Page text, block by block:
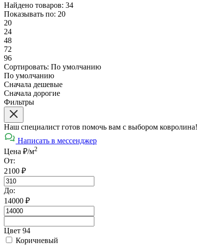
Найдено товаров: 34
Показывать по: 20
20
24
48
72
96
Сортировать: По умолчанию
По умолчанию
Сначала дешевые
Сначала дорогие
Фильтры
Наш специалист готов помочь вам с выбором ковролина!
Написать в мессенджер
Цена ₽/м2
От:
2100 ₽
До:
14000 ₽
Цвет 94
Коричневый